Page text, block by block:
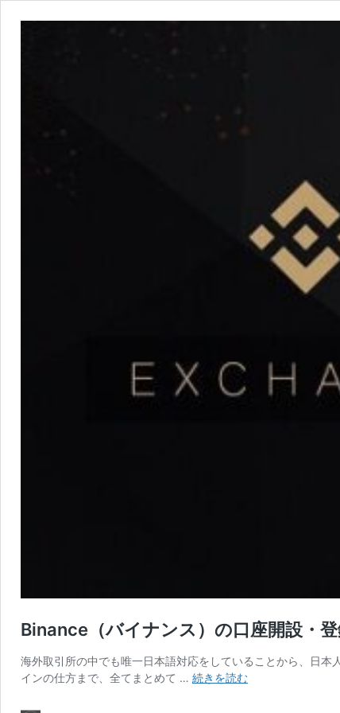
Binance（バイナンス）の口座開設・
海外取引所の中でも唯一日本語対応をしていることから、日
インの仕方まで、全てまとめて … 続きを読むBinance（バ